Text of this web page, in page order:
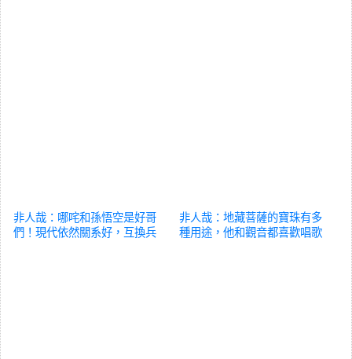
非人哉：哪咤和孫悟空是好哥
們！現代依然關系好，互換兵
非人哉：地藏菩薩的寶珠有多
種用途，他和觀音都喜歡唱歌